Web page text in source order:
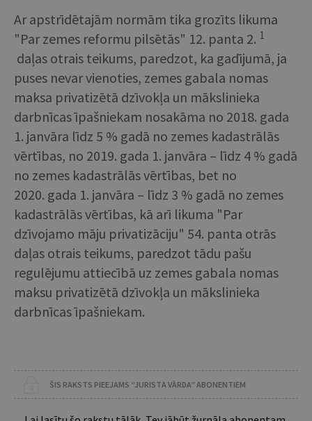
Ar apstrīdētajām normām tika grozīts likuma
"Par zemes reformu pilsētās" 12. panta 2. 1
daļas otrais teikums, paredzot, ka gadījumā, ja
puses nevar vienoties, zemes gabala nomas
maksa privatizētā dzīvokļa un mākslinieka
darbnīcas īpašniekam nosakāma no 2018. gada
1. janvāra līdz 5 % gadā no zemes kadastrālās
vērtības, no 2019. gada 1. janvāra – līdz 4 % gadā
no zemes kadastrālās vērtības, bet no
2020. gada 1. janvāra – līdz 3 % gadā no zemes
kadastrālās vērtības, kā arī likuma "Par
dzīvojamo māju privatizāciju" 54. panta otrās
daļas otrais teikums, paredzot tādu pašu
regulējumu attiecībā uz zemes gabala nomas
maksu privatizētā dzīvokļa un mākslinieka
darbnīcas īpašniekam.
ŠIS RAKSTS PIEEJAMS “JURISTA VĀRDA” ABONENTIEM